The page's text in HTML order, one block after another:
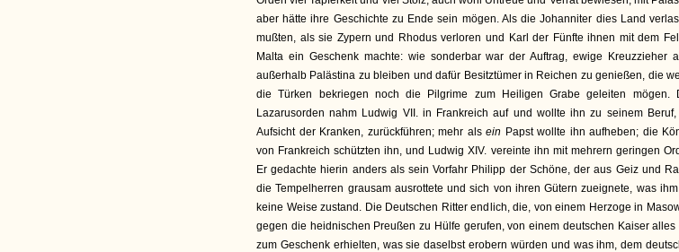
aber hätte ihre Geschichte zu Ende sein mögen. Als die Johanniter dies Land
mußten, als sie Zypern und Rhodus verloren und Karl der Fünfte ihnen mit dem
Malta ein Geschenk machte: wie sonderbar war der Auftrag, ewige Kreuzzieher
außerhalb Palästina zu bleiben und dafür Besitztümer in Reichen zu genießen, die
die Türken bekriegen noch die Pilgrime zum Heiligen Grabe geleiten mögen.
Lazarusorden nahm Ludwig VII. in Frankreich auf und wollte ihn zu seinem
Aufsicht der Kranken, zurückführen; mehr als ein Papst wollte ihn aufheben; die
von Frankreich schützten ihn, und Ludwig XIV. vereinte ihn mit mehrern geringen
Er gedachte hierin anders als sein Vorfahr Philipp der Schöne, der aus Geiz und
die Tempelherren grausam ausrottete und sich von ihren Gütern zueignete, was
keine Weise zustand. Die Deutschen Ritter endlich, die, von einem Herzoge in
gegen die heidnischen Preußen zu Hülfe gerufen, von einem deutschen Kaiser alles
zum Geschenk erhielten, was sie daselbst erobern würden und was ihm, dem